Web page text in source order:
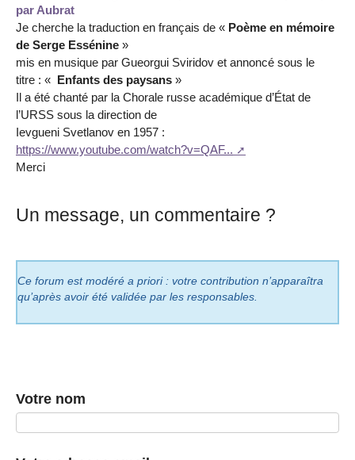
par Aubrat
Je cherche la traduction en français de « Poème en mémoire
de Serge Essénine »
mis en musique par Gueorgui Sviridov et annoncé sous le
titre : « Enfants des paysans »
Il a été chanté par la Chorale russe académique d’État de
l’URSS sous la direction de
Ievgueni Svetlanov en 1957 :
https://www.youtube.com/watch?v=QAF...
Merci
Un message, un commentaire ?
Ce forum est modéré a priori : votre contribution n’apparaîtra
qu’après avoir été validée par les responsables.
Votre nom